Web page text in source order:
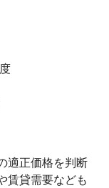
適正価格を判断
賃貸需要なども